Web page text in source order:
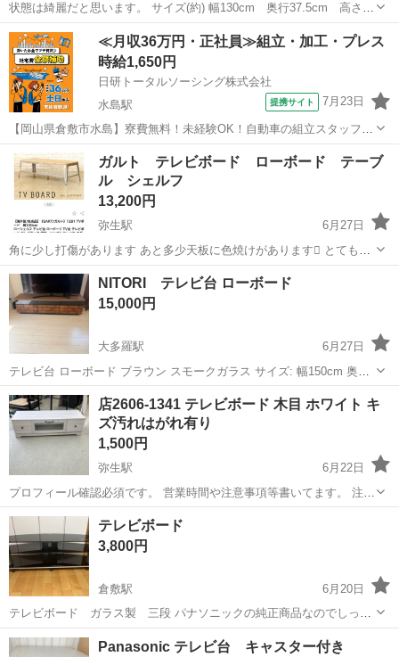
状態は綺麗だと思います。 サイズ(約) 幅130cm 奥行37.5cm 高さ
39cm 【お支払い】 店頭で現金もしくはクレジットカード、PayPayな
ど 【商品受渡】 店頭にて受渡しとなります 【状態】 中...
岡山 倉敷市 弥生駅 収納家具 店頭
≪月収36万円・正社員≫組立・加工・プレス
時給1,650円
日研トータルソーシング株式会社
水島駅
提携サイト 7月23日
【岡山県倉敷市水島】寮費無料！未経験OK！自動車の組立スタッフ
《お仕事No.NS0089》 お仕事について 車の組立作業です。専用レール
に乗って流れてくる車の骨組みに、車内外の各部品・ハンドル・足回
り・ドア・シートなどの各...
岡山 倉敷市 水島駅 その他
ガルト テレビボード ローボード テーブ
ル シェルフ
13,200円
弥生駅
6月27日
角に少し打傷があります あと多少天板に色焼けがあります とても雰
囲気がよい商品ですね👍 【サイズ（cm）】 幅120 奥45 高37
【お支払い】 店頭で現金もしくはクレジットカード、Pa...
岡山 倉敷市 収納家具 ガルト
NITORI テレビ台 ローボード
15,000円
大多羅駅
6月27日
テレビ台 ローボード ブラウン スモークガラス サイズ: 幅150cm 奥行
き39.5cm 高さ39.5cm ニトリで3年前ほどに購入しましたが綺麗な状
態です。 価格43,000円でした。 オンライン決済でも大丈夫で...
岡山 岡山市 収納家具 ローボード
店2606-1341 テレビボード 木目 ホワイト キ
ズ汚れはがれ有り
1,500円
弥生駅
6月22日
プロフィール確認必須です。 営業時間や注意事項等書いてます。 注意
⚠️ 当店はリサイクルショップの為、原則として 返品・交換や修理等の
対応は致しかねます。 家電等に関しましては、ご購入から３日以内に
商品の不備や故障があっ...
岡山 倉敷市 弥生駅 収納家具
テレビボード
3,800円
倉敷駅
6月20日
テレビボード ガラス製 三段 パナソニックの純正商品なのでしっか
りした 作りになります 幅 1,200 高さ 415 奥行き450 キャスター付き
なので移動しやすいです。
岡山 倉敷市 収納家具
Panasonic テレビ台 キャスター付き